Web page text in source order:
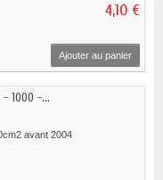
4,10 €
Ajouter au panier
1000 -...
avant 2004